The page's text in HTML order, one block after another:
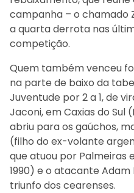
campanha – o chamado
a quarta derrota nas
competição.
Quem também venceu
na parte de baixo da
Juventude por 2 a 1, de
Jaconi, em Caxias do Sul
abriu para os gaúchos,
(filho do ex-volante
que atuou por Palmeiras
1990) e o atacante
triunfo dos cearenses.